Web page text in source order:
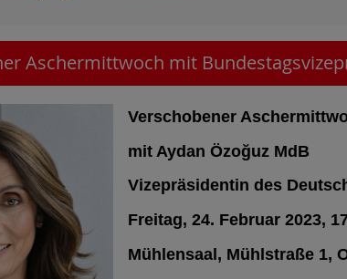
Aschermittwoch mit
Verschobener
mit Aydan Özoğuz MdB
Vizepräsidentin des
Freitag, 24. Februar 2023,
Mühlensaal, Mühlstraße 1,